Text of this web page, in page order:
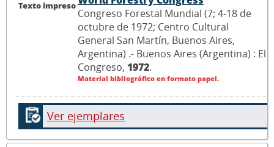
Texto impreso
Congreso Forestal Mundial (7; 4-18 de
octubre de 1972; Centro Cultural
General San Martín, Buenos Aires,
Argentina) .- Buenos Aires (Argentina) : El
Congreso, 1972.
Material bibliográfico en formato papel.
Ver ejemplares